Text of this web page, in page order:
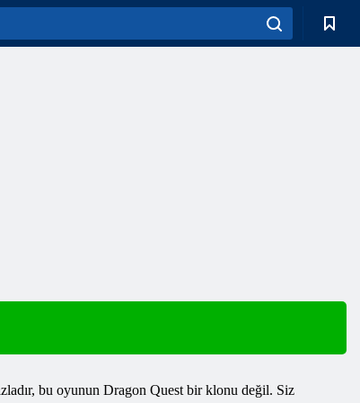
bu oyunun Dragon Quest bir klonu değil. Siz